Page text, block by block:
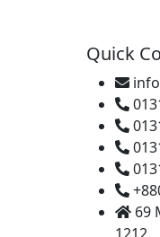
Quick
69